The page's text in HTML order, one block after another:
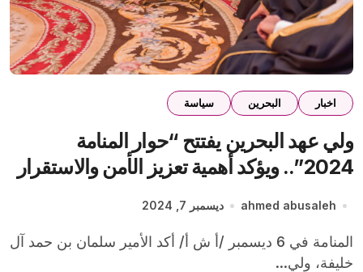
اخبار البحرين سياسة
ولي عهد البحرين يفتتح “حوار المنامة
2024”.. ويؤكد أهمية تعزيز الأمن والاستقرار
ahmed abusaleh ديسمبر 7, 2024
المنامة في 6 ديسمبر /أ ش أ/ أكد الأمير سلمان بن حمد آل
خليفة، ولي...